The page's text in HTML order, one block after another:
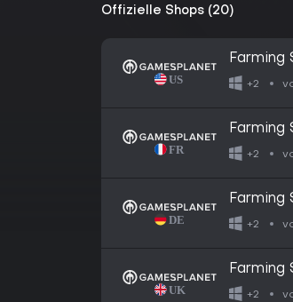
Offizielle Shops (20)
Farming
+2
Farming
+2
Farming
+2
Farming
+2